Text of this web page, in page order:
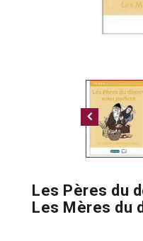
Les Pères du
Les Mères du